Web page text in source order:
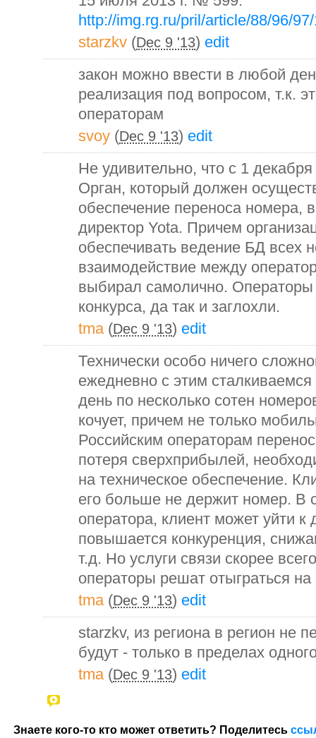
http://img.rg.ru/pril/article/88/96/97/
starzkv (Dec 9 '13) edit
закон можно ввести в любой
реализация под вопросом, т.к.
операторам
svoy (Dec 9 '13) edit
Не удивительно, что с 1
Орган, который должен
обеспечение переноса номера,
директор Yota. Причем
обеспечивать ведение БД всех
взаимодействие между
выбирал самолично. Операторы
конкурса, да так и заглохли.
tma (Dec 9 '13) edit
Технически особо ничего
ежедневно с этим
день по несколько сотен
кочует, причем не только
Российским операторам
потеря сверхприбылей,
на техническое обеспечение.
его больше не держит номер. В
оператора, клиент может уйти к
повышается конкуренция,
т.д. Но услуги связи скорее
операторы решат отыграться на
tma (Dec 9 '13) edit
starzkv, из региона в регион не
будут - только в пределах
tma (Dec 9 '13) edit
Знаете кого-то кто может ответить? Поделитесь